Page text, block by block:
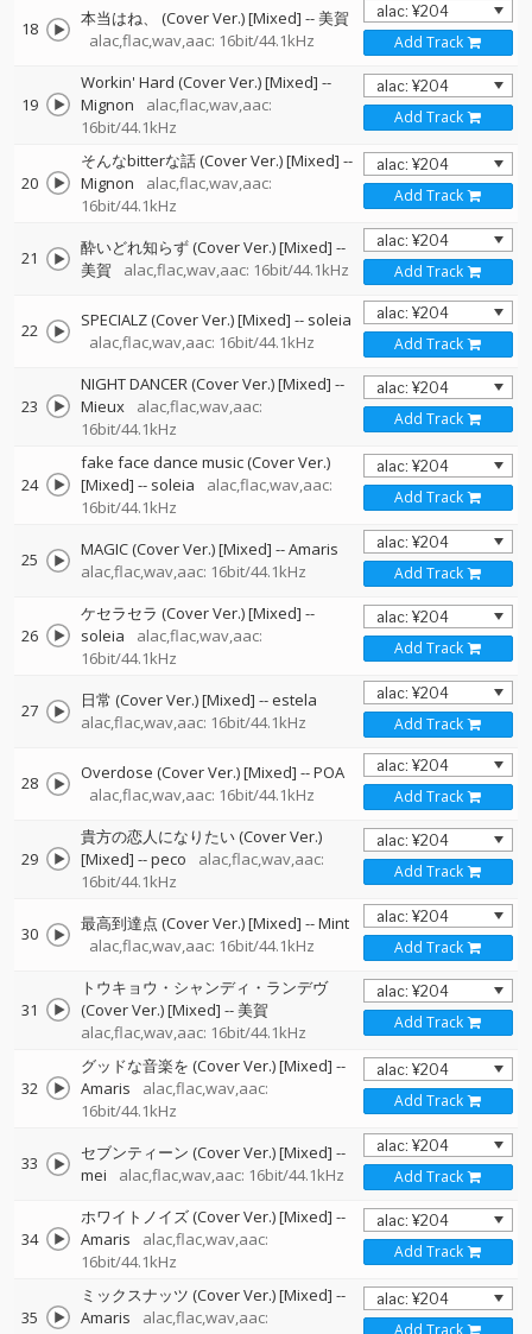
18 本当はね、 (Cover Ver.) [Mixed] --美賀
alac,flac,wav,aac: 16bit/44.1kHz
Add Track
19
Workin' Hard (Cover Ver.) [Mixed] --
Mignon
alac,flac,wav,aac:
16bit/44.1kHz
Add Track
20
そんなbitterな話 (Cover Ver.) [Mixed] --
Mignon
alac,flac,wav,aac:
16bit/44.1kHz
Add Track
21 酔いどれ知らず (Cover Ver.) [Mixed] --
美賀
alac,flac,wav,aac: 16bit/44.1kHz Add Track
22 SPECIALZ (Cover Ver.) [Mixed] -- soleia
alac,flac,wav,aac: 16bit/44.1kHz
Add Track
23
NIGHT DANCER (Cover Ver.) [Mixed] --
Mieux
alac,flac,wav,aac:
16bit/44.1kHz
Add Track
24
fake face dance music (Cover Ver.)
[Mixed] -- soleia
alac,flac,wav,aac:
16bit/44.1kHz
Add Track
25 MAGIC (Cover Ver.) [Mixed] --Amaris
alac,flac,wav,aac: 16bit/44.1kHz
Add Track
26
ケセラセラ (Cover Ver.) [Mixed] --
soleia
alac,flac,wav,aac:
16bit/44.1kHz
Add Track
27 日常 (Cover Ver.) [Mixed] --estela
alac,flac,wav,aac: 16bit/44.1kHz
Add Track
28 Overdose (Cover Ver.) [Mixed] --POA
alac,flac,wav,aac: 16bit/44.1kHz
Add Track
29
貴方の恋人になりたい (Cover Ver.)
[Mixed] --peco
alac,flac,wav,aac:
16bit/44.1kHz
Add Track
30 最高到達点 (Cover Ver.) [Mixed] --Mint
alac,flac,wav,aac: 16bit/44.1kHz
Add Track
31
トウキョウ・シャンディ・ランデヴ
(Cover Ver.) [Mixed] --美賀
alac,flac,wav,aac: 16bit/44.1kHz
Add Track
32
グッドな音楽を (Cover Ver.) [Mixed] --
Amaris
alac,flac,wav,aac:
16bit/44.1kHz
Add Track
33 セブンティーン (Cover Ver.) [Mixed] --
mei
alac,flac,wav,aac: 16bit/44.1kHz Add Track
34
ホワイトノイズ (Cover Ver.) [Mixed] --
Amaris
alac,flac,wav,aac:
16bit/44.1kHz
Add Track
35
ミックスナッツ (Cover Ver.) [Mixed] --
Amaris
alac,flac,wav,aac:
Add Track